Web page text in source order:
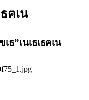
ฅเน
เนเธเธฅเน